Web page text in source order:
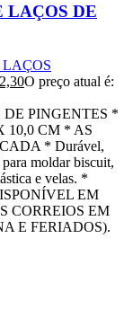
LAÇOS DE
O preço atual é:
PINGENTES *
10,0 CM * AS
* Durável,
moldar biscuit,
e velas. *
EM
CORREIOS EM
E FERIADOS).